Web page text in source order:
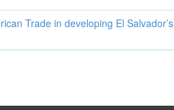
Trade in developing El Salvador’s